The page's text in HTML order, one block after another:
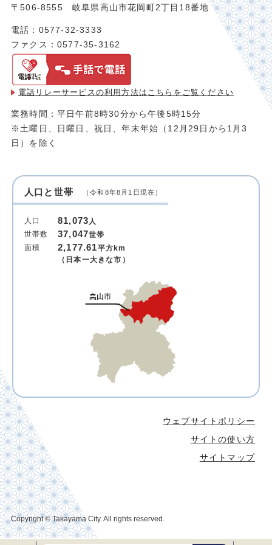
〒506-8555 岐阜県高山市花岡町2丁目18番地
電話：0577-32-3333
ファクス：0577-35-3162
電話リレーサービスの利用方法は こちらをご覧ください
業務時間：平日午前8時30分から午後5時15分
※土曜日、日曜日、祝日、年末年始（12月29日から1月3
日）を除く
人口と世帯 （令和8年8月1日現在）
人口 81,073人
世帯数
37,047世帯
面積
2,177.61平方km
（日本一大きな市）
ウェブサイトポリシー
サイトの使い方
サイトマップ
Copyright © Takayama City. All rights reserved.